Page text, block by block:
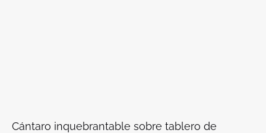
Cántaro inquebrantable sobre tablero de